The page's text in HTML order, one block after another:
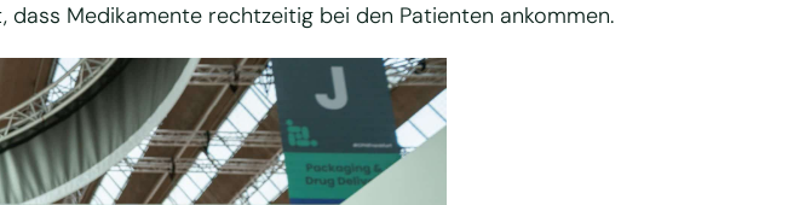
Medikamente rechtzeitig bei den Patienten ankommen.